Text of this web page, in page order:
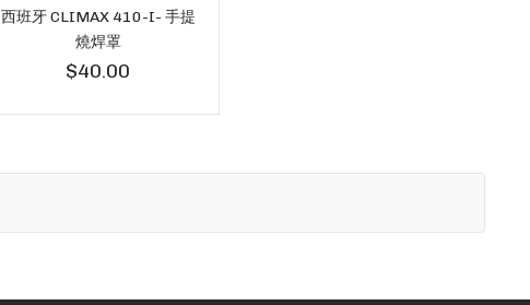
西班牙 CLIMAX 410-I- 手提
燒焊罩
$40.00